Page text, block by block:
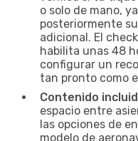
o solo de mano,
posteriormente
adicional. El
habilita unas 48
configurar un
tan pronto como
Contenido
espacio entre
las opciones de
modelo de